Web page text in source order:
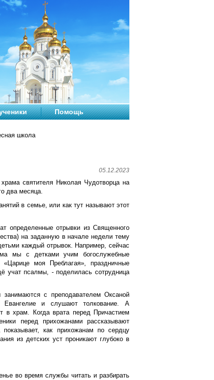
Помощь
школа
05.12.2023
святителя Николая Чудотворца на
два месяца.
в семье, или как тут называют этот
определенные отрывки из Священного
на заданную в начале недели тему
каждый отрывок. Например, сейчас
мы с детками учим богослужебные
моя Преблагая», праздничные
учат псалмы, - поделилась сотрудница
с преподавателем Оксаной
Евангелие и слушают толкование. А
в храм. Когда врата перед Причастием
перед прихожанами рассказывают
как прихожанам по сердцу
из детских уст проникают глубоко в
во время службы читать и разбирать